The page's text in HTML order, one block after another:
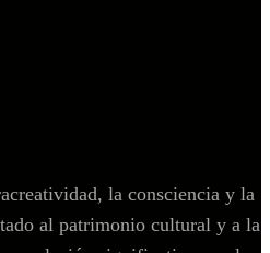
la consciencia y la
al patrimonio cultural y a la